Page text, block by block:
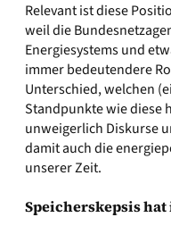
Relevant ist diese
weil die
Energiesystems und
immer bedeutendere
Unterschied, welchen
Standpunkte wie diese
unweigerlich Diskurse
damit auch die
unserer Zeit.
Speicherskepsis